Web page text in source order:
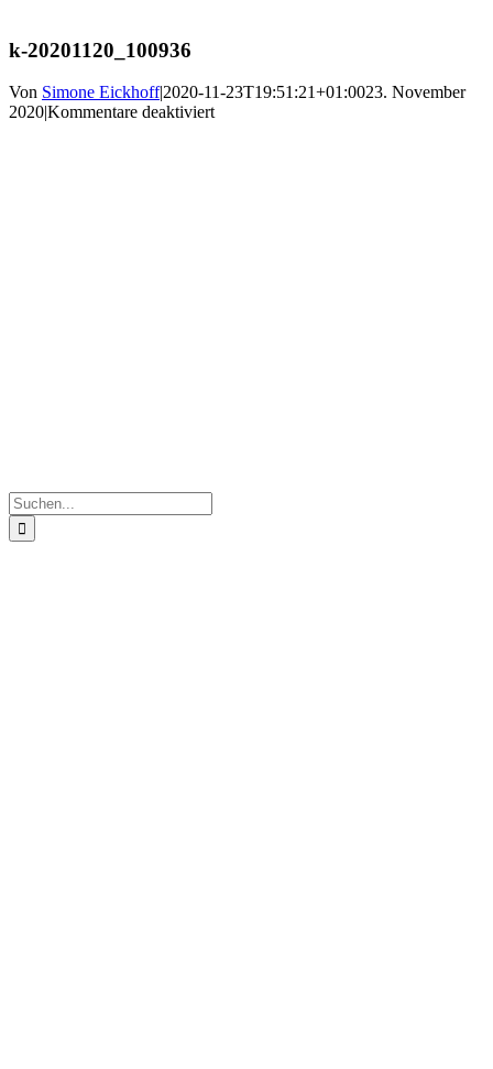
k-20201120_100936
Von Simone Eickhoff|2020-11-23T19:51:21+01:0023. November
2020|Kommentare deaktiviertfür
Suche
nach: